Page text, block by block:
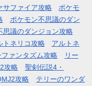
サファイア攻略
ポケモ
ポケモン不思議のダン
思議のダンジョン攻略
トネリコ攻略
アルトネ
ファンタズム攻略
リー
攻略
聖剣伝説4・
攻略
テリーのワンダ